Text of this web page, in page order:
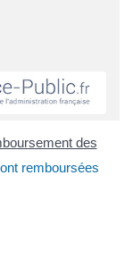
des
remboursées